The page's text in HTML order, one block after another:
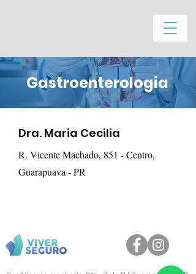
Gastroenterologia
Dra. Maria Cecilia
R. Vicente Machado, 851 - Centro,
Guarapuava - PR